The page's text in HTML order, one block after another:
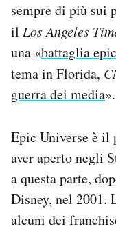
sempre di più sui
il Los Angeles
una «battaglia
tema in Florida,
guerra dei media».
Epic Universe è il
aver aperto negli
a questa parte,
Disney, nel 2001.
alcuni dei